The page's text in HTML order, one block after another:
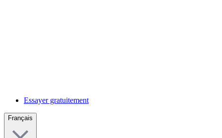
Essayer gratuitement
Français